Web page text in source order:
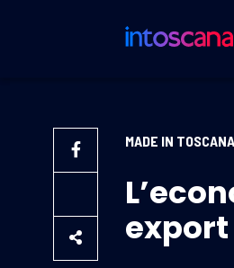
MADE IN TOSCANA